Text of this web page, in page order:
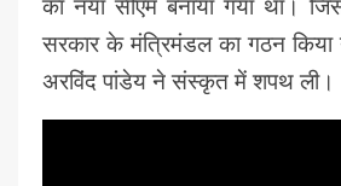
का नया सीएम बनाया गया था।
सरकार के मंत्रिमंडल का गठन किया
अरविंद पांडेय ने संस्कृत में शपथ ली।